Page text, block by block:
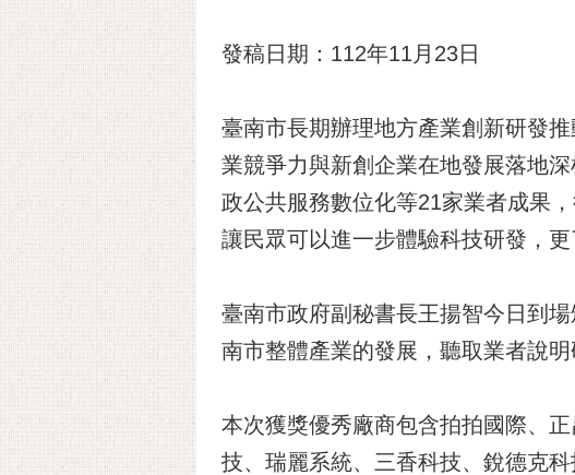
發稿日期：112年11月23日
臺南市長期辦理地方產業創新研發
業競爭力與新創企業在地發展落地
政公共服務數位化等21家業者成果
讓民眾可以進一步體驗科技研發，
臺南市政府副秘書長王揚智今日到
南市整體產業的發展，聽取業者說
本次獲獎優秀廠商包含拍拍國際、
技、瑞麗系統、三香科技、銳德克